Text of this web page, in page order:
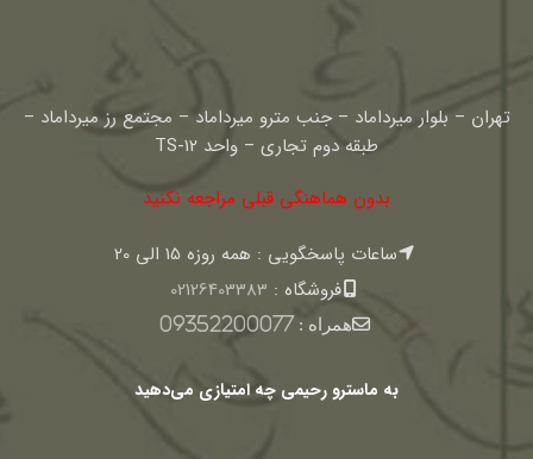
تهران – بلوار میرداماد – جنب مترو میرداماد – مجتمع رز میرداماد –
طبقه دوم تجاری – واحد TS-12
بدون هماهنگی قبلی مراجعه نکنید
ساعات پاسخگویی : همه روزه 15 الی 20
فروشگاه : 02126403383
همراه :09352200077
به ماسترو رحیمی چه امتیازی می‌دهید